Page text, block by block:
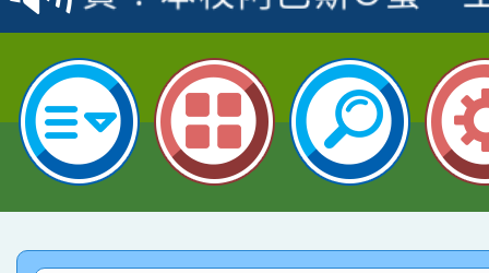
名
倩參加桃園市科展 國
名 指導老師王老師、
賀！本校四年二班張O
園市英語競賽國小朗讀
指導老師林老師
賀！本校參加桃園市中
賽 劉文瑛教師榮獲教
賀！本校參與2026世